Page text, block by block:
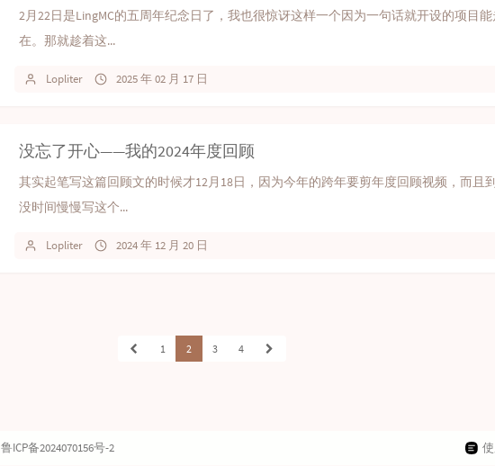
2月22日是LingMC的五周年纪念日了，我也很惊讶这样一个因为一句话就开设的项目
在。那就趁着这...
Lopliter 2025 年 02 月 17 日
没忘了开心——我的2024年度回顾
其实起笔写这篇回顾文的时候才12月18日，因为今年的跨年要剪年度回顾视频，而且
没时间慢慢写这个...
Lopliter 2024 年 12 月 20 日
1 2 3 4
鲁ICP备2024070156号-2